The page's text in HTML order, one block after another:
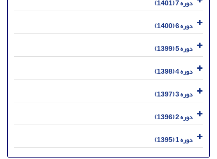
دوره 7 (1401)
دوره 6 (1400)
دوره 5 (1399)
دوره 4 (1398)
دوره 3 (1397)
دوره 2 (1396)
دوره 1 (1395)